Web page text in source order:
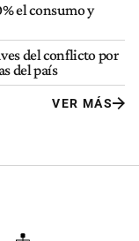
el consumo y
del conflicto por
del país
VER MÁS